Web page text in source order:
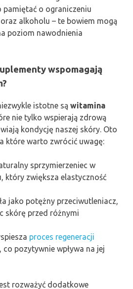
pamiętać o ograniczeniu
alkoholu – te bowiem mogą
poziom nawodnienia
wspomagają
istotne są witamina
nie tylko wspierają zdrową
kondycję naszej skóry. Oto
które warto zwrócić uwagę:
sprzymierzeniec w
który zwiększa elastyczność
jako potężny przeciwutleniacz,
skórę przed różnymi
proces regeneracji
pozytywnie wpływa na jej
rozważyć dodatkowe